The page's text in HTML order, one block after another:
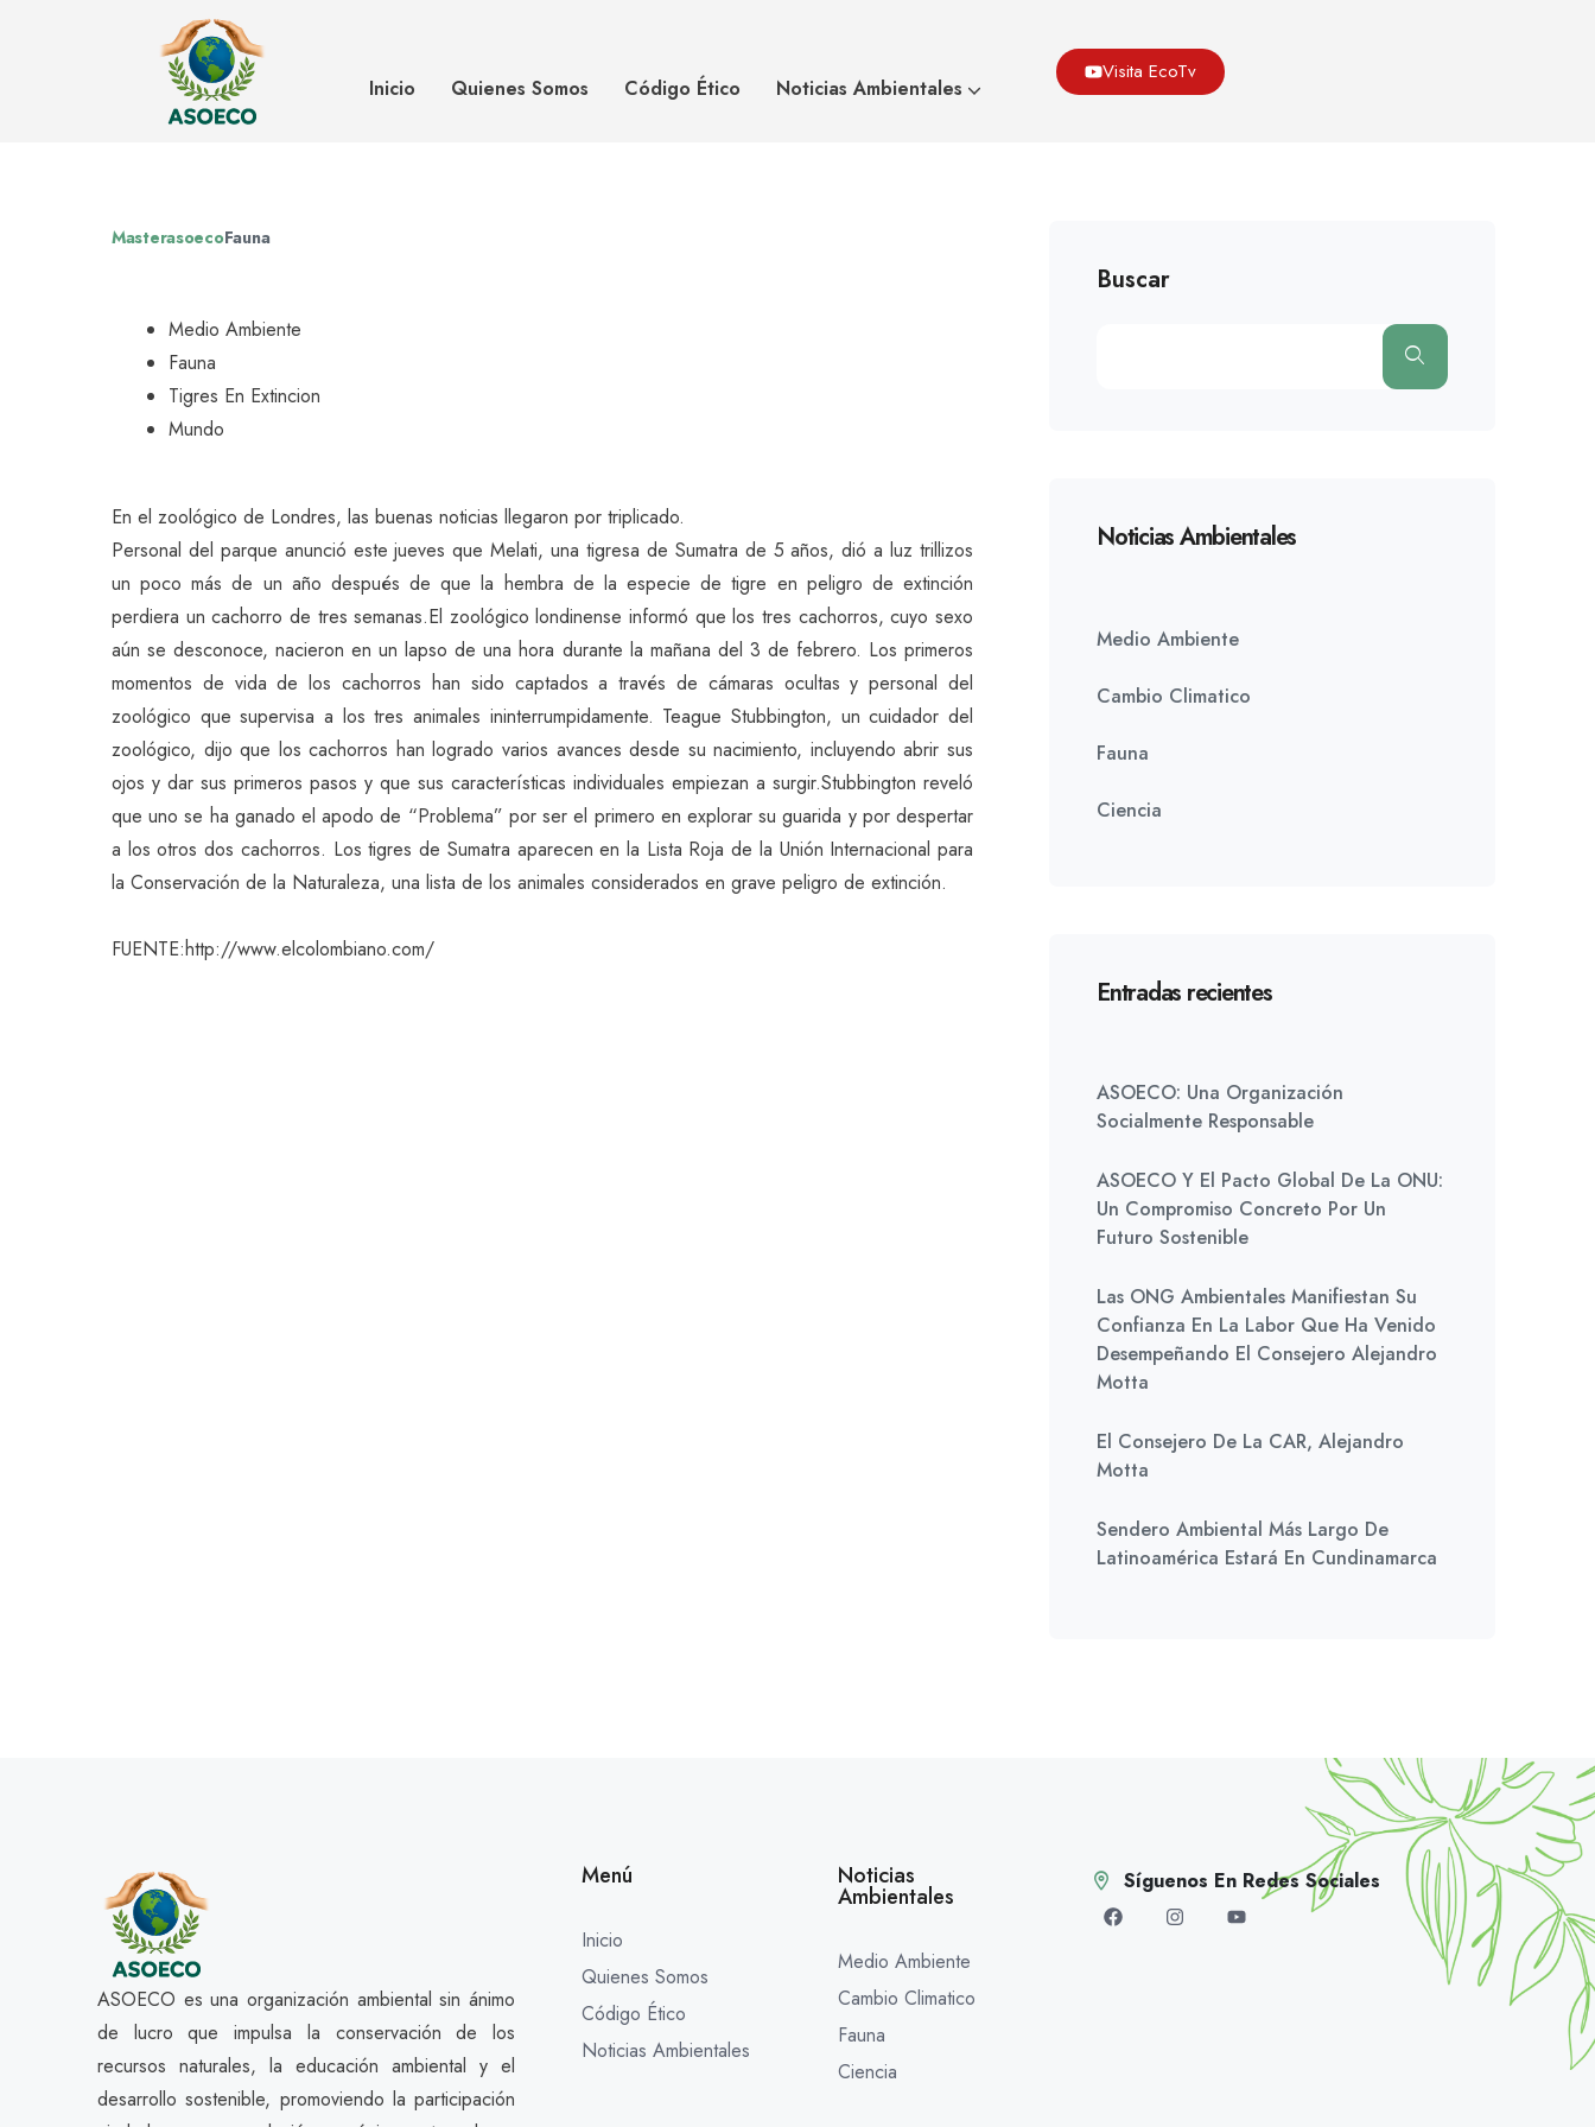
Inicio Quienes Somos Código Ético Noticias Ambientales
Visita EcoTv
Nacen trillizos de tigre en riesgo de extinción Fauna Nacen Trillizos De Tigre En Riesgo De Extinción
MasterasoecoFauna
Medio Ambiente
Fauna
Tigres En Extincion
Mundo
En el zoológico de Londres, las buenas noticias llegaron por triplicado.
Personal del parque anunció este jueves que Melati, una tigresa de Sumatra de 5 años, dió a luz trillizos
un poco más de un año después de que la hembra de la especie de tigre en peligro de extinción
perdiera un cachorro de tres semanas.El zoológico londinense informó que los tres cachorros, cuyo sexo
aún se desconoce, nacieron en un lapso de una hora durante la mañana del 3 de febrero. Los primeros
momentos de vida de los cachorros han sido captados a través de cámaras ocultas y personal del
zoológico que supervisa a los tres animales ininterrumpidamente. Teague Stubbington, un cuidador del
zoológico, dijo que los cachorros han logrado varios avances desde su nacimiento, incluyendo abrir sus
ojos y dar sus primeros pasos y que sus características individuales empiezan a surgir.Stubbington reveló
que uno se ha ganado el apodo de “Problema” por ser el primero en explorar su guarida y por despertar
a los otros dos cachorros. Los tigres de Sumatra aparecen en la Lista Roja de la Unión Internacional para
la Conservación de la Naturaleza, una lista de los animales considerados en grave peligro de extinción.
FUENTE:http://www.elcolombiano.com/
Buscar
Noticias Ambientales
Medio Ambiente
Cambio Climatico
Fauna
Ciencia
Entradas recientes
ASOECO: Una Organización
Socialmente Responsable
ASOECO Y El Pacto Global De La ONU:
Un Compromiso Concreto Por Un
Futuro Sostenible
Las ONG Ambientales Manifiestan Su
Confianza En La Labor Que Ha Venido
Desempeñando El Consejero Alejandro
Motta
El Consejero De La CAR, Alejandro
Motta
Sendero Ambiental Más Largo De
Latinoamérica Estará En Cundinamarca
ASOECO es una organización ambiental sin ánimo
de lucro que impulsa la conservación de los
recursos naturales, la educación ambiental y el
desarrollo sostenible, promoviendo la participación
Menú
Inicio
Quienes Somos
Código Ético
Noticias Ambientales
Noticias
Ambientales
Medio Ambiente
Cambio Climatico
Fauna
Ciencia
Síguenos En Redes Sociales